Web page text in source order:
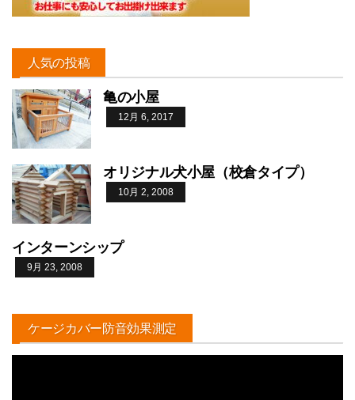
人気の投稿
亀の小屋
12月 6, 2017
オリジナル犬小屋（校倉タイプ）
10月 2, 2008
インターンシップ
9月 23, 2008
ケージカバー防音効果測定